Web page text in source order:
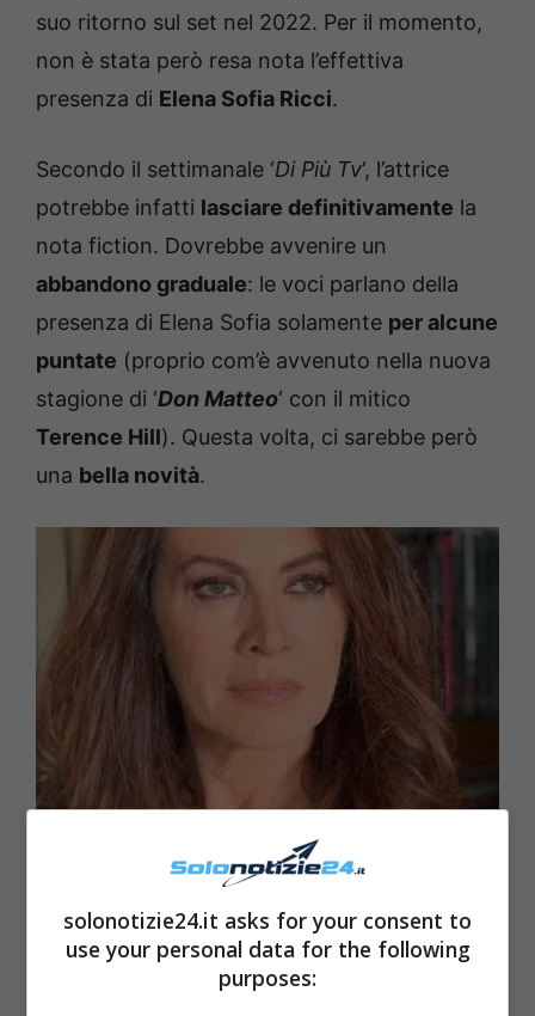
suo ritorno sul set nel 2022. Per il momento,
non è stata però resa nota l’effettiva
presenza di Elena Sofia Ricci.
Secondo il settimanale ‘Di Più Tv‘, l’attrice
potrebbe infatti lasciare definitivamente la
nota fiction. Dovrebbe avvenire un
abbandono graduale: le voci parlano della
presenza di Elena Sofia solamente per alcune
puntate (proprio com’è avvenuto nella nuova
stagione di ‘Don Matteo‘ con il mitico
Terence Hill). Questa volta, ci sarebbe però
una bella novità.
solonotizie24.it asks for your consent to
use your personal data for the following
purposes: